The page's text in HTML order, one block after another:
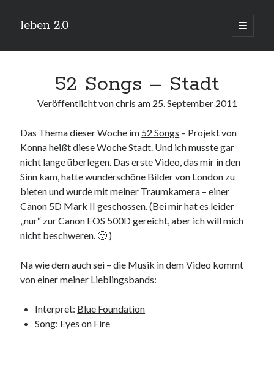
leben 2.0
öffnen
Sidebar
Neueste Beiträge
Arduino und BME 280
13. Januar 2019
Minecraft-Server
25. November 2018
Leben 2.0 Reloaded (?)
18. November 2018
icinga critical/config: Error: Stack overflow while evaluating expression:
Winterhüttentour 2018
9. März 2018
Neueste Kommentare
52 Songs – Stadt
Veröffentlicht vonchris am 25. September 2011
Das Thema dieser Woche im 52 Songs – Projekt von
Konna heißt diese WocheStadt. Und ich musste gar
nicht lange überlegen. Das erste Video, das mir in den
Sinn kam, hatte wunderschöne Bilder von London zu
bieten und wurde mit meiner Traumkamera – einer
Canon 5D Mark II geschossen. (Bei mir hat es leider
„nur“ zur Canon EOS 500D gereicht, aber ich will mich
nicht beschweren. 🙂 )
Na wie dem auch sei – die Musik in dem Video kommt
von einer meiner Lieblingsbands:
Interpret: Blue Foundation
Song: Eyes on Fire